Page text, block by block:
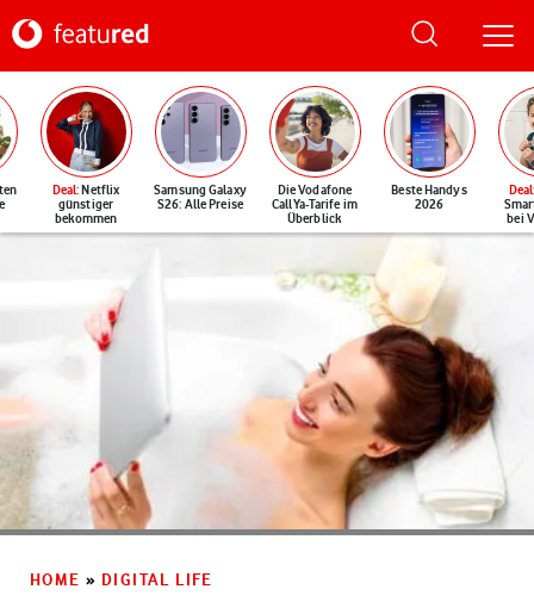
Deal: Netflix
günstiger
bekommen
Samsung Galaxy
S26: Alle Preise
Die Vodafone
CallYa-Tarife im
Überblick
Beste Handys
2026
Deal
bei
HOME » DIGITAL LIFE